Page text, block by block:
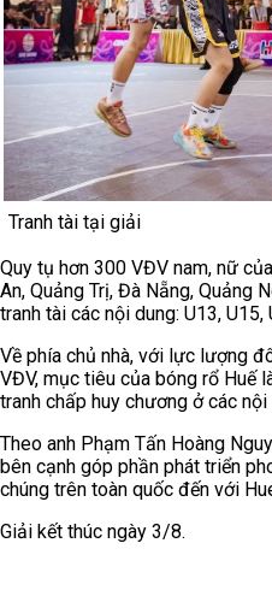
Tranh tài tại giải
Quy tụ hơn 300 VĐV nam, nữ
An, Quảng Trị, Đà Nẵng, Quảng
tranh tài các nội dung: U13,
Về phía chủ nhà, với lực lượng
VĐV, mục tiêu của bóng rổ Huế
tranh chấp huy chương ở các nội
Theo anh Phạm Tấn Hoàng
bên cạnh góp phần phát triển
chúng trên toàn quốc đến với
Giải kết thúc ngày 3/8.